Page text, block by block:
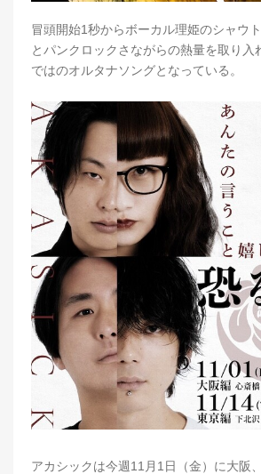
冒頭開始1秒からボーカル理姫のシャウ
とパンクロックさながらの熱量を取り入
ではのオルタナソングとなっている。
アカシックは今週11月1日（金）に大阪